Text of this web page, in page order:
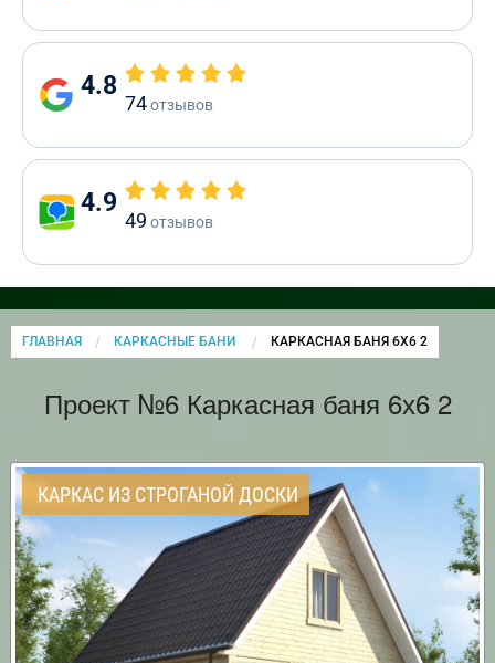
4.8
74отзывов
4.9
49 отзывов
ГЛАВНАЯ КАРКАСНЫЕ БАНИ CURRENT:
КАРКАСНАЯ БАНЯ 6Х6 2
Проект №6 Каркасная баня 6х6 2
КАРКАС ИЗ СТРОГАНОЙ ДОСКИ